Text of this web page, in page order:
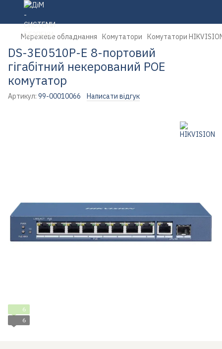
Мережеве обладнання Комутатори Комутатори
DS-3E0510P-E 8-портовий
гігабітний некерований POE
комутатор
Артикул: 99-00010066 Написати відгук
6
6